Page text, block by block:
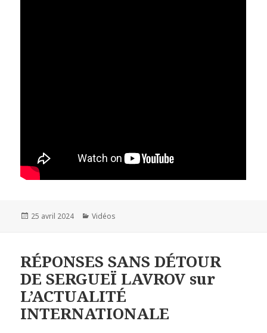
Publié
25 avril 2024 Catégories
Vidéos
RÉPONSES SANS DÉTOUR
DE SERGUEÏ LAVROV sur
L’ACTUALITÉ
INTERNATIONALE